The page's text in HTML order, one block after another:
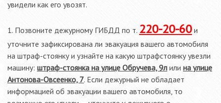
увидели как его увозят.
1. Позвоните дежурному ГИБДД по т. 220-20-60 и
уточните зафиксирована ли эвакуация вашего автомобиля
на штраф-стоянку и узнайте на какую штрафстоянку увезли
машину: штраф-стоянка на улице Обручева, 9л или на улице
Антонова-Овсеенко, 7. Если дежурный не обладает
информацией об эвакуации вашего автомобиля, то